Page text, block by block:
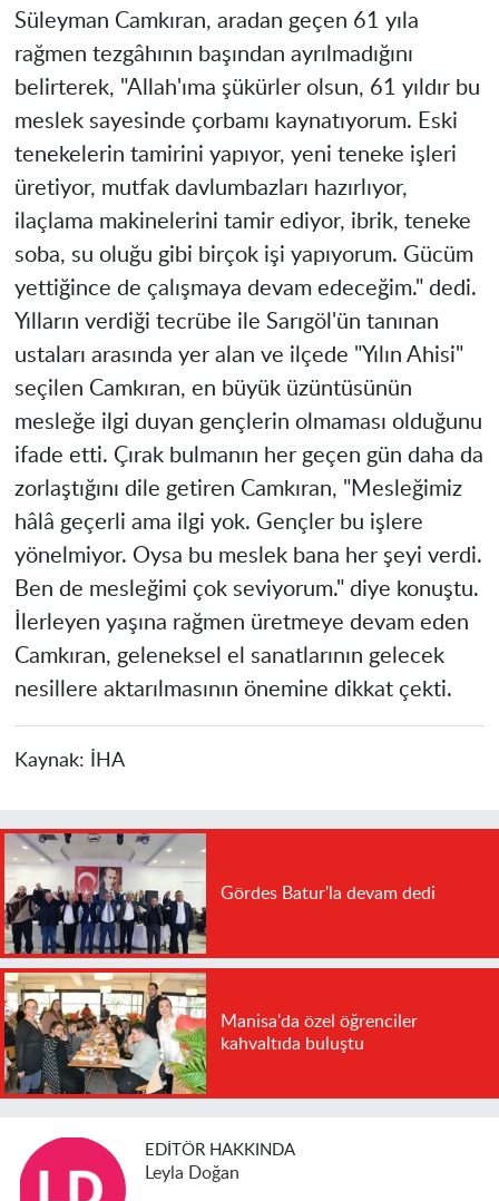
Süleyman Camkıran, aradan geçen 61 yıla
rağmen tezgâhının başından ayrılmadığını
belirterek, "Allah'ıma şükürler olsun, 61 yıldır bu
meslek sayesinde çorbamı kaynatıyorum. Eski
tenekelerin tamirini yapıyor, yeni teneke işleri
üretiyor, mutfak davlumbazları hazırlıyor,
ilaçlama makinelerini tamir ediyor, ibrik, teneke
soba, su oluğu gibi birçok işi yapıyorum. Gücüm
yettiğince de çalışmaya devam edeceğim." dedi.
Yılların verdiği tecrübe ile Sarıgöl'ün tanınan
ustaları arasında yer alan ve ilçede "Yılın Ahisi"
seçilen Camkıran, en büyük üzüntüsünün
mesleğe ilgi duyan gençlerin olmaması olduğunu
ifade etti. Çırak bulmanın her geçen gün daha da
zorlaştığını dile getiren Camkıran, "Mesleğimiz
hâlâ geçerli ama ilgi yok. Gençler bu işlere
yönelmiyor. Oysa bu meslek bana her şeyi verdi.
Ben de mesleğimi çok seviyorum." diye konuştu.
İlerleyen yaşına rağmen üretmeye devam eden
Camkıran, geleneksel el sanatlarının gelecek
nesillere aktarılmasının önemine dikkat çekti.
Kaynak: İHA
Gördes Batur'la devam dedi
Manisa'da özel öğrenciler
kahvaltıda buluştu
EDITÖR HAKKINDA
Leyla Doğan